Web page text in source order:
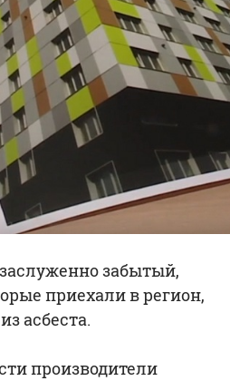
забытый,
приехали в регион,
асбеста.
производители